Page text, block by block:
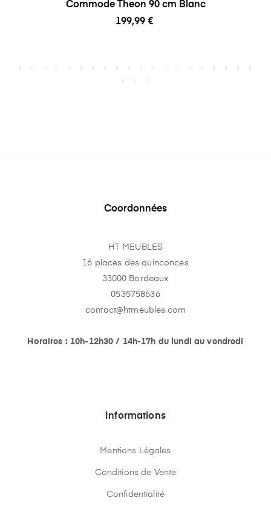
Commode Theon 90 cm Blanc
199,99 €
Coordonnées
HT MEUBLES
16 places des quinconces
33000 Bordeaux
0535758636
contact@htmeubles.com
Horaires : 10h-12h30 / 14h-17h du lundi au vendredi
Informations
Mentions Légales
Conditions de Vente
Confidentialité